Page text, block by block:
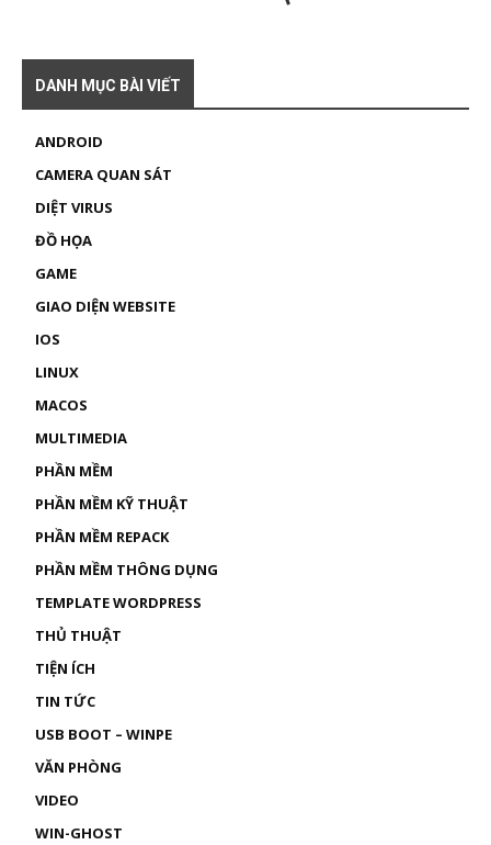
DANH MỤC BÀI VIẾT
ANDROID
CAMERA QUAN SÁT
DIỆT VIRUS
ĐỒ HỌA
GAME
GIAO DIỆN WEBSITE
IOS
LINUX
MACOS
MULTIMEDIA
PHẦN MỀM
PHẦN MỀM KỸ THUẬT
PHẦN MỀM REPACK
PHẦN MỀM THÔNG DỤNG
TEMPLATE WORDPRESS
THỦ THUẬT
TIỆN ÍCH
TIN TỨC
USB BOOT – WINPE
VĂN PHÒNG
VIDEO
WIN-GHOST